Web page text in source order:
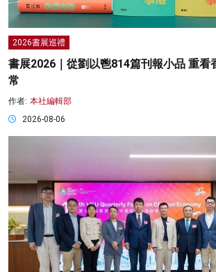
2026書展巡禮
書展2026｜從劉以鬯814篇刊報小品 重看
常
作者: 本社編輯部
2026-08-06